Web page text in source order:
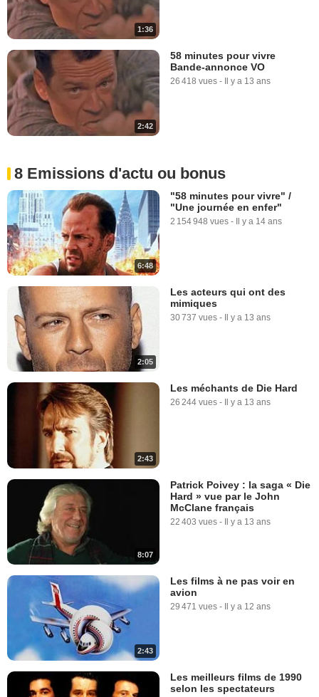
1:36
2:42
58 minutes pour vivre
Bande-annonce VO
26 418 vues - Il y a 13 ans
8 Emissions d'actu ou bonus
6:48
"58 minutes pour vivre" /
"Une journée en enfer"
2 154 948 vues - Il y a 14 ans
2:05
Les acteurs qui ont des
mimiques
30 737 vues - Il y a 13 ans
2:43
Les méchants de Die Hard
26 244 vues - Il y a 13 ans
8:07
Patrick Poivey : la saga « Die
Hard » vue par le John
McClane français
22 403 vues - Il y a 13 ans
2:43
Les films à ne pas voir en
avion
29 471 vues - Il y a 12 ans
Les meilleurs films de 1990
selon les spectateurs